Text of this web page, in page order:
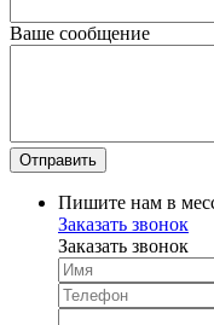
Ваше сообщение
Пишите нам в
Заказать звонок
Заказать звонок